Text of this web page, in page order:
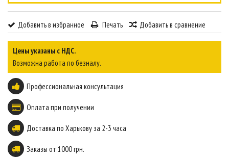
Добавить в избранное Печать Добавить в сравнение
Цены указаны с НДС.
Возможна работа по безналу.
Профессиональная консультация
Оплата при получении
Доставка по Харькову за 2-3 часа
Заказы от 1000 грн.